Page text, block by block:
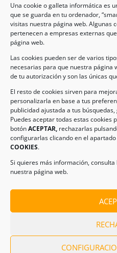
Una cookie o galleta informática es
que se guarda en tu ordenador,
visitas nuestra página web. Algunas
pertenecen a empresas externas
página web.
Las cookies pueden ser de varios
necesarias para que nuestra página
de tu autorización y son las únicas
El resto de cookies sirven para
personalizarla en base a tus
publicidad ajustada a tus
Puedes aceptar todas estas cookies
botónACEPTAR, rechazarlas
configurarlas clicando en el apartado
COOKIES.
Si quieres más información, consulta
nuestra página web.
Legal
AVISO LEGAL
POLÍTICA DE COOKIES
Información de
Dirección:
Navas de Jorquera –
Tel:(+34) 967 48 22 15
Email:
CLIMANAVAS 100 S.L. –